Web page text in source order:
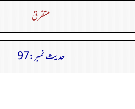
متفرق
حدیث نمبر:97